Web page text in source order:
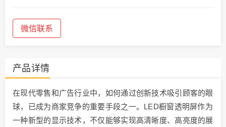
微信联系
产品详情
在现代零售和广告行业中，如何通过创新技术吸引顾客的眼
球，已成为商家竞争的重要手段之一。LED橱窗透明屏作为
一种新型的显示技术，不仅能够实现高清晰度、高亮度的展